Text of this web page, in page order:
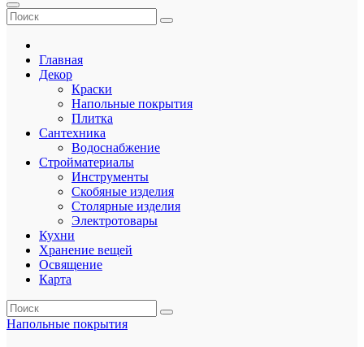
Главная
Декор
Краски
Напольные покрытия
Плитка
Сантехника
Водоснабжение
Стройматериалы
Инструменты
Скобяные изделия
Столярные изделия
Электротовары
Кухни
Хранение вещей
Освящение
Карта
Напольные покрытия